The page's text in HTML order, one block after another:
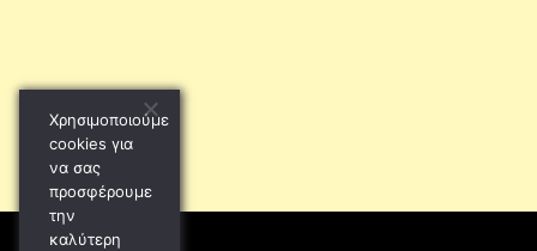
Χρησιμοποιούμε
cookies για
να σας
προσφέρουμε
την
καλύτερη